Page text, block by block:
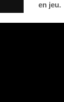
en jeu.